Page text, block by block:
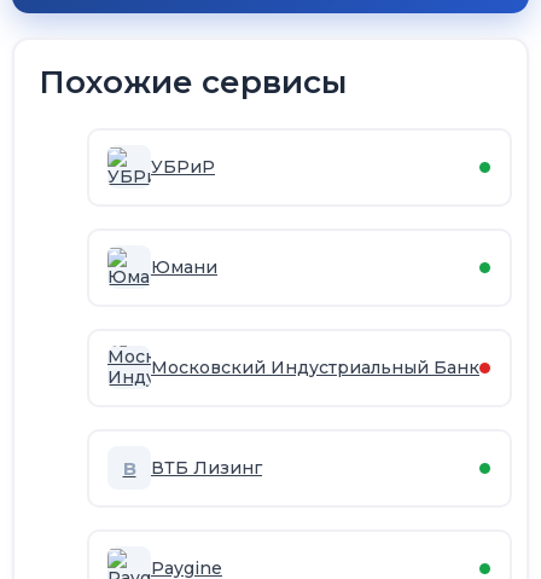
Похожие сервисы
УБРиР
Юмани
Московский Индустриальный Банк
В ВТБ Лизинг
Paygine